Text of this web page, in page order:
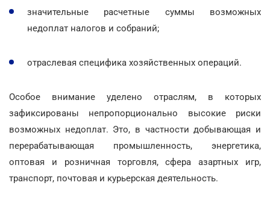
значительные расчетные суммы возможных
недоплат налогов и собраний;
отраслевая специфика хозяйственных операций.
Особое внимание уделено отраслям, в которых
зафиксированы непропорционально высокие риски
возможных недоплат. Это, в частности добывающая и
перерабатывающая промышленность, энергетика,
оптовая и розничная торговля, сфера азартных игр,
транспорт, почтовая и курьерская деятельность.